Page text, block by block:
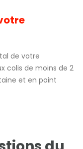
de votre
colis de moins de 2
et en point